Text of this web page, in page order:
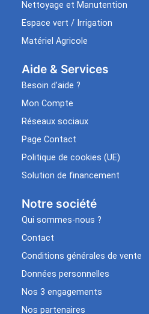
Nettoyage et Manutention
Espace vert / Irrigation
Matériel Agricole
Aide & Services​
Besoin d’aide ?
Mon Compte
Réseaux sociaux
Page Contact
Politique de cookies (UE)
Solution de financement
Notre société
Qui sommes-nous ?
Contact
Conditions générales de vente
Données personnelles
Nos 3 engagements
Nos partenaires